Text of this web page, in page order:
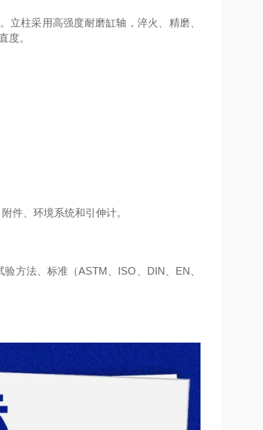
立柱采用高强度耐磨缸轴，淬火、精磨、
度。
件、环境系统和引伸计。
方法、标准（ASTM、ISO、DIN、EN、